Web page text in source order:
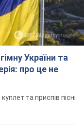
що
про